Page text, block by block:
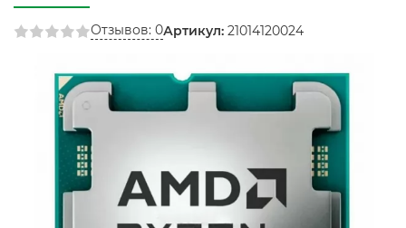
Отзывов: 0Артикул: 21014120024